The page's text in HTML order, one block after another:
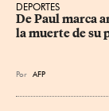
DEPORTES
De Paul marca
la muerte de su
Por AFP